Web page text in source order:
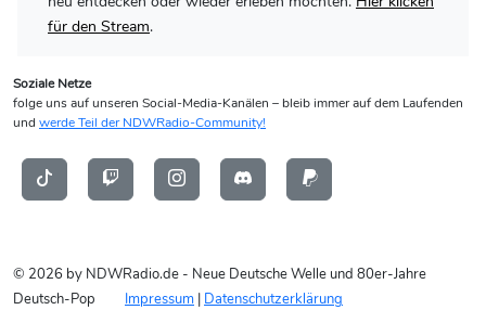
für den Stream.
Soziale Netze
folge uns auf unseren Social-Media-Kanälen – bleib immer auf dem Laufenden
und werde Teil der NDWRadio-Community!
© 2026 by NDWRadio.de - Neue Deutsche Welle und 80er-Jahre
Deutsch-Pop
Impressum | Datenschutzerklärung